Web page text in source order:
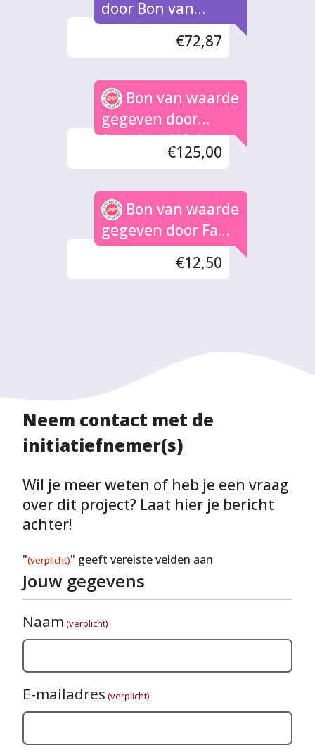
door Bon van
Waarde naar rato
€72,87
Bon van waarde
gegeven door
Anoniem (10x)
€125,00
Bon van waarde
gegeven door Fam
van N
€12,50
Neem contact met de
initiatiefnemer(s)
Wil je meer weten of heb je een vraag
over dit project? Laat hier je bericht
achter!
"(verplicht)" geeft vereiste velden aan
Jouw gegevens
Naam (verplicht)
E-mailadres (verplicht)